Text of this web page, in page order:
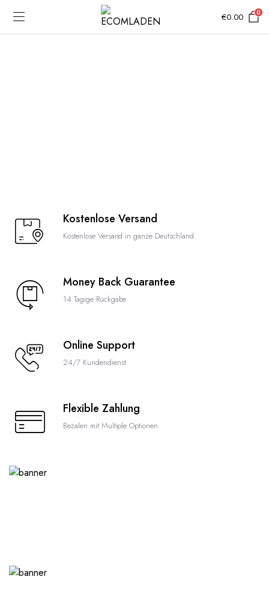
€0.00 0
Kostenlose Versand
Kostenlose Versand in ganze Deutschland.
Money Back Guarantee
14 Tagige Rückgabe
Online Support
24/7 Kundendienst
Flexible Zahlung
Bezalen mit Multiple Optionen